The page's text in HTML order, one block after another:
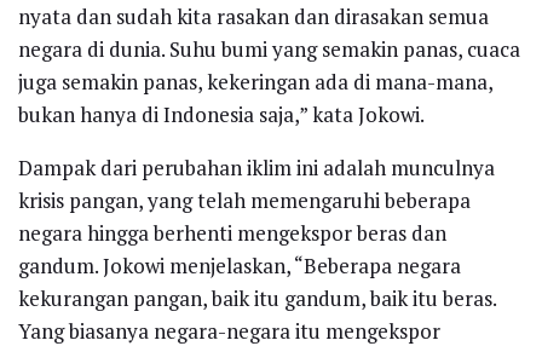
nyata dan sudah kita rasakan dan dirasakan semua
negara di dunia. Suhu bumi yang semakin panas, cuaca
juga semakin panas, kekeringan ada di mana-mana,
bukan hanya di Indonesia saja,” kata Jokowi.
Dampak dari perubahan iklim ini adalah munculnya
krisis pangan, yang telah memengaruhi beberapa
negara hingga berhenti mengekspor beras dan
gandum. Jokowi menjelaskan, “Beberapa negara
kekurangan pangan, baik itu gandum, baik itu beras.
Yang biasanya negara-negara itu mengekspor